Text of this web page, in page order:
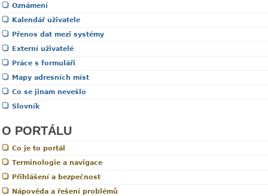
Oznámení
Kalendář uživatele
Přenos dat mezi systémy
Externí uživatelé
Práce s formuláři
Mapy adresních míst
Co se jinam nevešlo
Slovník
O PORTÁLU
Co je to portál
Terminologie a navigace
Přihlášení a bezpečnost
Nápověda a řešení problémů